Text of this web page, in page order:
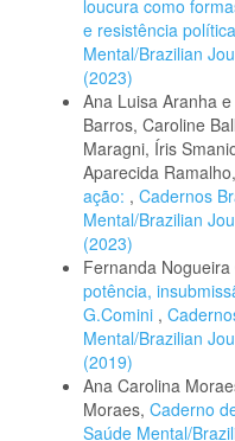
loucura como
e resistência política
Mental/Brazilian
(2023)
Ana Luisa Aranha
Barros, Caroline
Maragni, Íris
Aparecida
ação: , Cadernos
Mental/Brazilian
(2023)
Fernanda
potência,
G.Comini ,
Mental/Brazilian
(2019)
Ana Carolina
Moraes, Caderno
Saúde Mental/